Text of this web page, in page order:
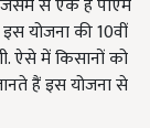
से एक है पीएम
योजना की 10वीं
ऐसे में किसानों को
हैं इस योजना से